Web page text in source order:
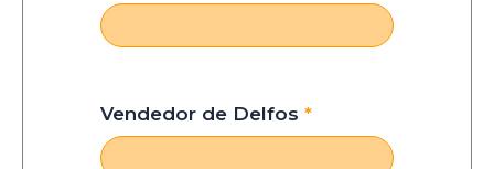
Vendedor de Delfos *